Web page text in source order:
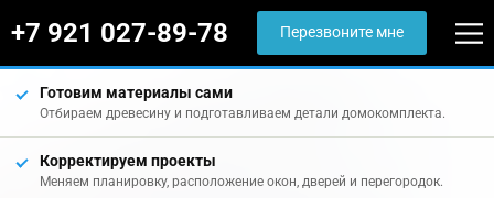
+7 921 027-89-78 Перезвоните мне
Готовим материалы сами
Отбираем древесину и подготавливаем детали домокомплекта.
Корректируем проекты
Меняем планировку, расположение окон, дверей и перегородок.